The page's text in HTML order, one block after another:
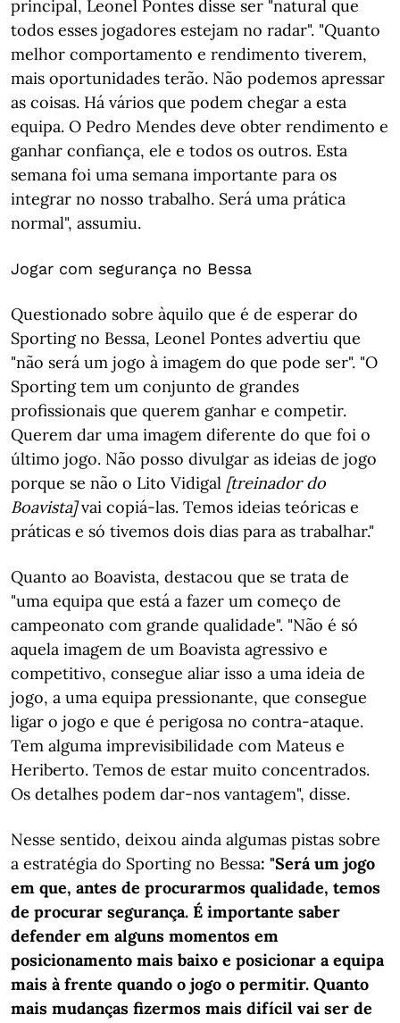
principal, Leonel Pontes disse ser "natural que
todos esses jogadores estejam no radar". "Quanto
melhor comportamento e rendimento tiverem,
mais oportunidades terão. Não podemos apressar
as coisas. Há vários que podem chegar a esta
equipa. O Pedro Mendes deve obter rendimento e
ganhar confiança, ele e todos os outros. Esta
semana foi uma semana importante para os
integrar no nosso trabalho. Será uma prática
normal", assumiu.
Jogar com segurança no Bessa
Questionado sobre àquilo que é de esperar do
Sporting no Bessa, Leonel Pontes advertiu que
"não será um jogo à imagem do que pode ser". "O
Sporting tem um conjunto de grandes
profissionais que querem ganhar e competir.
Querem dar uma imagem diferente do que foi o
último jogo. Não posso divulgar as ideias de jogo
porque se não o Lito Vidigal [treinador do
Boavista]vai copiá-las. Temos ideias teóricas e
práticas e só tivemos dois dias para as trabalhar."
Quanto ao Boavista, destacou que se trata de
"uma equipa que está a fazer um começo de
campeonato com grande qualidade". "Não é só
aquela imagem de um Boavista agressivo e
competitivo, consegue aliar isso a uma ideia de
jogo, a uma equipa pressionante, que consegue
ligar o jogo e que é perigosa no contra-ataque.
Tem alguma imprevisibilidade com Mateus e
Heriberto. Temos de estar muito concentrados.
Os detalhes podem dar-nos vantagem", disse.
Nesse sentido, deixou ainda algumas pistas sobre
a estratégia do Sporting no Bessa: "Será um jogo
em que, antes de procurarmos qualidade, temos
de procurar segurança. É importante saber
defender em alguns momentos em
posicionamento mais baixo e posicionar a equipa
mais à frente quando o jogo o permitir. Quanto
mais mudanças fizermos mais difícil vai ser de